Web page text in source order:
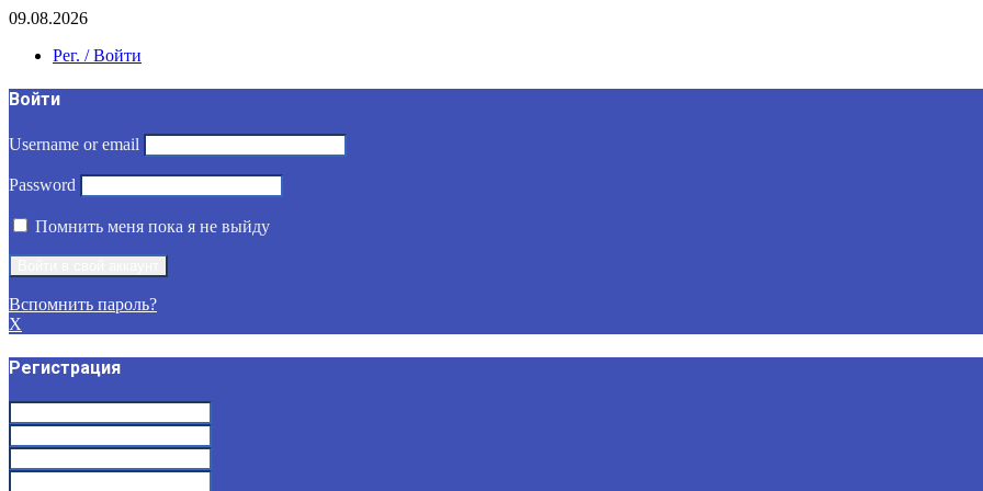
09.08.2026
Рег. / Войти
Войти
Username or email
Password
Помнить меня пока я не выйду
Вспомнить пароль?
X
Регистрация